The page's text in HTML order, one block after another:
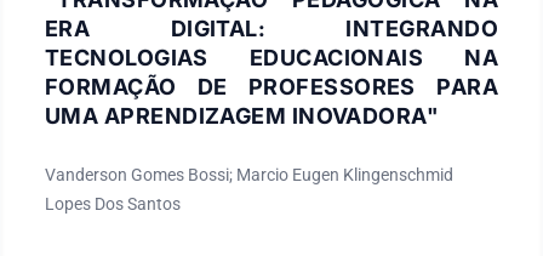
ERA DIGITAL: INTEGRANDO
TECNOLOGIAS EDUCACIONAIS NA
FORMAÇÃO DE PROFESSORES PARA
UMA APRENDIZAGEM INOVADORA"
Vanderson Gomes Bossi; Marcio Eugen Klingenschmid
Lopes Dos Santos